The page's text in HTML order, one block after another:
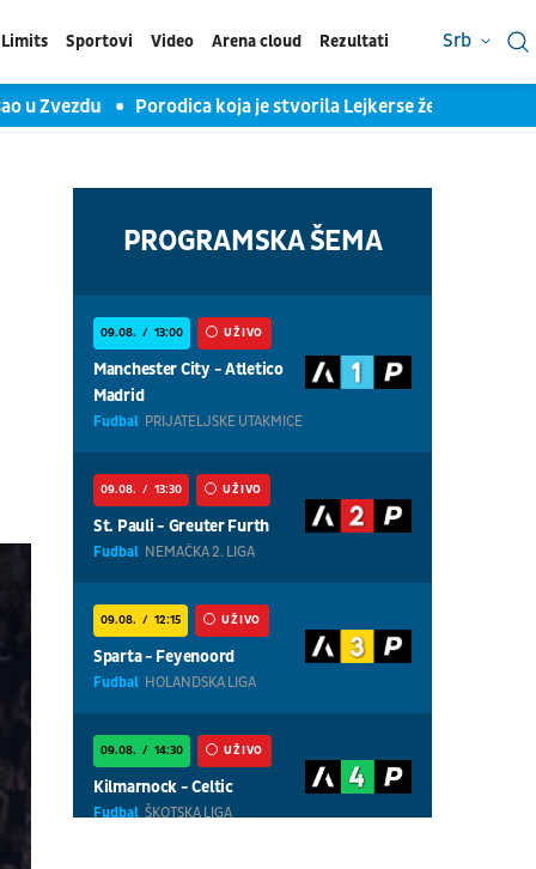
Limits Sportovi Video Arena cloud Rezultati Srb
Zvezdu Porodica koja je stvorila Lejkerse želi u Evroligu:
PROGRAMSKA ŠEMA
09.08. 13:00 UŽIVO
Manchester City - Atletico
Madrid
Fudbal PRIJATELJSKE UTAKMICE
09.08. 13:30 UŽIVO
St. Pauli - Greuter Furth
Fudbal NEMAČKA 2. LIGA
09.08. 12:15 UŽIVO
Sparta - Feyenoord
Fudbal HOLANDSKA LIGA
09.08. 14:30 UŽIVO
Kilmarnock - Celtic
Fudbal ŠKOTSKA LIGA